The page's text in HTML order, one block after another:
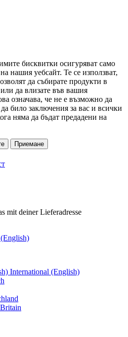
бисквитки осигуряват само
нашия уебсайт. Те се използват,
да събирате продукти в
да влизате във вашия
означава, че не е възможно да
било заключения за вас и всички
няма да бъдат предадени на
Приемане
mit deiner Lieferadresse
International (English)